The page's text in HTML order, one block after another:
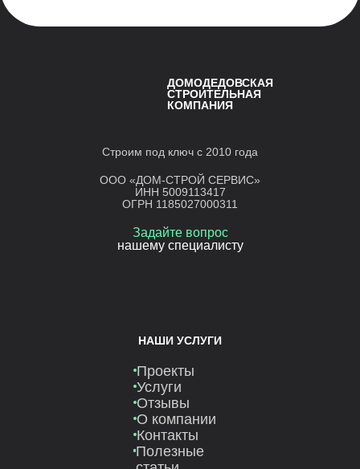
ДОМОДЕДОВСКАЯ
СТРОИТЕЛЬНАЯ
КОМПАНИЯ
Строим под ключ с 2010 года
ООО «ДОМ-СТРОЙ СЕРВИС»
ИНН 5009113417
ОГРН 1185027000311
Задайте вопрос
нашему специалисту
НАШИ УСЛУГИ
Проекты
Услуги
Отзывы
О компании
Контакты
Полезные